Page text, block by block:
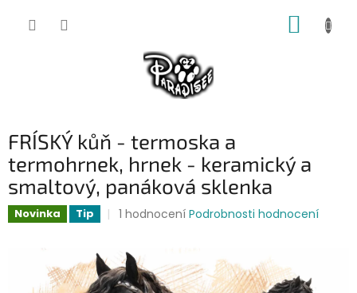
FRÍSKÝ kůň - termoska a
termohrnek, hrnek - keramický a
smaltový, panáková sklenka
Novinka Tip
Průměrné
je
5,0
z
1 hodnocení Podrobnosti hodnocení